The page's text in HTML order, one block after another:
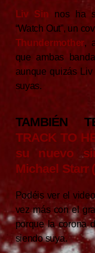
Liv Sin nos ha
“Watch Out”, un
Thundermother,
que ambas
aunque quizás
suyas.
TAMBIÉN
TRACK TO
su nuevo
Michael Starr
Podéis ver el
vez más con el
porque la corona
siendo suya.